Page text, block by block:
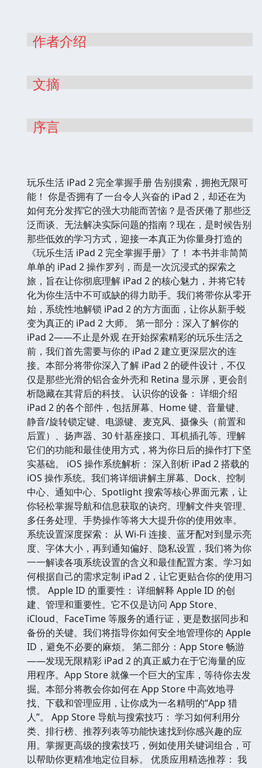
作者介绍
文摘
序言
玩乐生活 iPad 2 完全掌握手册 告别摸索，拥抱无限可
能！ 你是否拥有了一台令人兴奋的 iPad 2，却还在为
如何充分发挥它的强大功能而苦恼？是否厌倦了那些泛
泛而谈、无法解决实际问题的指南？现在，是时候告别
那些低效的学习方式，迎接一本真正为你量身打造的
《玩乐生活 iPad 2 完全掌握手册》了！ 本书并非简简
单单的 iPad 2 操作罗列，而是一次沉浸式的探索之
旅，旨在让你彻底理解 iPad 2 的核心魅力，并将它转
化为你生活中不可或缺的得力助手。我们将带你从零开
始，系统性地解锁 iPad 2 的方方面面，让你从新手蜕
变为真正的 iPad 2 大师。 第一部分：深入了解你的
iPad 2——不止是外观 在开始探索精彩的玩乐生活之
前，我们首先需要与你的 iPad 2 建立更深层次的连
接。本部分将带你深入了解 iPad 2 的硬件设计，不仅
仅是那些光滑的铝合金外壳和 Retina 显示屏，更会剖
析隐藏在其背后的科技。 认识你的设备： 详细介绍
iPad 2 的各个部件，包括屏幕、Home 键、音量键、
静音/旋转锁定键、电源键、麦克风、摄像头（前置和
后置）、扬声器、30 针基座接口、耳机插孔等。理解
它们的功能和最佳使用方式，将为你日后的操作打下坚
实基础。 iOS 操作系统解析： 深入剖析 iPad 2 搭载的
iOS 操作系统。我们将详细讲解主屏幕、Dock、控制
中心、通知中心、Spotlight 搜索等核心界面元素，让
你轻松掌握导航和信息获取的诀窍。理解文件夹管理、
多任务处理、手势操作等将大大提升你的使用效率。
系统设置深度探索： 从 Wi-Fi 连接、蓝牙配对到显示亮
度、字体大小，再到通知偏好、隐私设置，我们将为你
一一解读各项系统设置的含义和最佳配置方案。学习如
何根据自己的需求定制 iPad 2，让它更贴合你的使用习
惯。 Apple ID 的重要性： 详细解释 Apple ID 的创
建、管理和重要性。它不仅是访问 App Store、
iCloud、FaceTime 等服务的通行证，更是数据同步和
备份的关键。我们将指导你如何安全地管理你的 Apple
ID，避免不必要的麻烦。 第二部分：App Store 畅游
——发现无限精彩 iPad 2 的真正威力在于它海量的应
用程序。App Store 就像一个巨大的宝库，等待你去发
掘。本部分将教会你如何在 App Store 中高效地寻
找、下载和管理应用，让你成为一名精明的“App 猎
人”。 App Store 导航与搜索技巧： 学习如何利用分
类、排行榜、推荐列表等功能快速找到你感兴趣的应
用。掌握更高级的搜索技巧，例如使用关键词组合，可
以帮助你更精准地定位目标。 优质应用精选推荐： 我